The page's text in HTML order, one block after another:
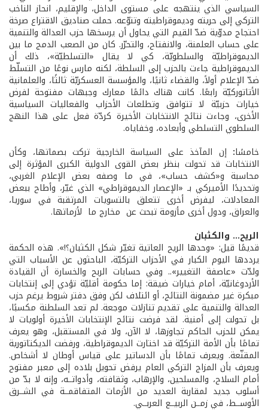
السياسي الذي ينتهجه على مستوى الداخل، والإقليم، انحاز الناخب
التركي إلى حريته وديموقراطيته وتنوّعه. حملت صناديق الاقتراع صرخة
احتجاج مدوّية ضدّ القيم التي يحاول أن يرسخها حزب العدالة والتنمية
على حساب العلمنة، والانفتاح، والتحرّر. كان من الصعب الدمج ما بين
الديموقراطيّة والسلطويّة، كي لا يقال «التسلطيّة»، ذلك أن
الديموقراطية جاءت بالحزب إلى السلطة، لكنه مارس نوعًا من التسلّط
ضدّ الإعلام أولاً، والقضاء ثانيًا، والمؤسسة العسكريّة ثالثًا، والعلمانية
الأتاتوركيّة رابعًا. كانت هناك دائمًا معارك وجبهات مفتوحة لفرض
خيارات حزبيّة لا تتوافق وتطلعات الأحزاب والفعاليات السياسية
الأخرى، وجاءت نتائج الانتخابات الأخيرة كردّة فعل على هذا النهج
السلطوي التسلطي وأبعاده، وخفاياه.
خامسًا: إن المآخذ على السياسة الخارجية تركت بصماتها، وكأن
الانتخابات قد تحولت بنظر بعض القوى الدولية الكبرى المؤثرة إلى
محاسبة و«كشف حساب»، في ما وصفه بعض الإعلام الغربي،
وتحديدًا الأميركي بـ «الإعصار الديموقراطي» الذي غيّر، وأطاح ببعض
المعادلات، ليفرض أخرى تتعلق بالتسويات المرتقبة في سوريا،
والعراق، ودول أخرى مأزومة تبحث عن مخارج ما لأزماتها.
الريح... والكثبان
قديمًا قيل: «وحدها الريح العاتية تغيّر شكل الكثبان؟!». هذه الحكمة
يرددها اليوم الكبار في الأحزاب التركيّة، الباحثون عن الأسباب التي
ولدّت «عاصفة التغيير».. وفي حسابات الربح والخسارة أن القيادة
الأردوغانيّة، أمام خيارات ضيقة: إما حكومة أقليّة تؤدي إلى إنتخابات
مبكرة غير مضمونة النتائج، أو ائتلاف لكن وفق دفتر شروط يرغم حزب
العدالة والتنمية على تقديم تنازلات موجعة. لم تعد السلطنة مكسبًا،
بل تحولت إلى أمنية. لقد فرضت نتائج الإنتخابات الأخيرة أولويات لا
يمكن للحزب الحاكم تجاوزها، لا الآن، ولا في المستقبل، وهو يعرف
تمامًا بأن الأمة التركيّة قد اختارت الديموقراطية، ورفضت الديكتاتورية
المقنّعة. ويعرف تمامًا بأن الدساتير على قياس أوطان لا أشخاص.
ويعرف بأن المزاج التركي العام يرفض تحويل بلاده إلى معبر مفتوح
أمام السلاح، والمسلحين، والإرهاب، وثقافته، وأدواتــه، وإنه لا بدّ من
أسلوب جديد لمقاربة العديد من الأزمات المتفاقمــة في الشــرق
الأوســط، في زمــن الربيــع العربــي.